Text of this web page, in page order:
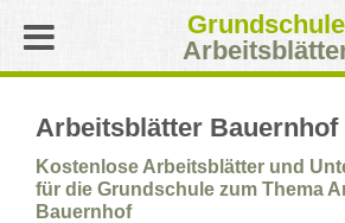
Grundschule
Arbeitsblätter Bauernhof
Kostenlose Arbeitsblätter und
für die Grundschule zum Thema
Bauernhof